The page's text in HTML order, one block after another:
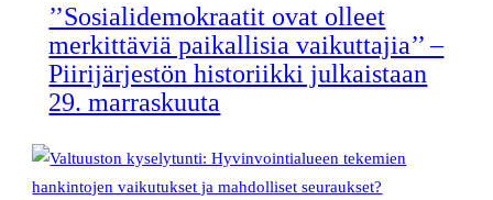
’’Sosialidemokraatit ovat olleet
merkittäviä paikallisia vaikuttajia’’ –
Piirijärjestön historiikki julkaistaan
29. marraskuuta